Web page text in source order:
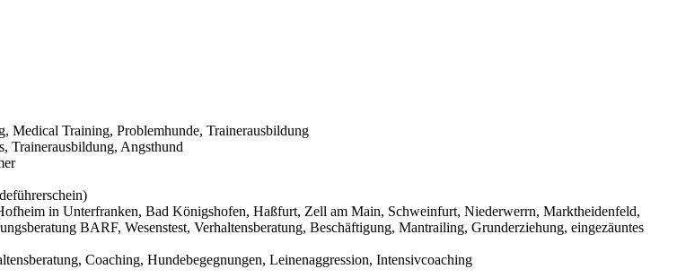
Medical Training, Problemhunde, Trainerausbildung
Trainerausbildung, Angsthund
in Unterfranken, Bad Königshofen, Haßfurt, Zell am Main, Schweinfurt, Niederwerrn, Marktheidenfeld,
BARF, Wesenstest, Verhaltensberatung, Beschäftigung, Mantrailing, Grunderziehung, eingezäuntes
Coaching, Hundebegegnungen, Leinenaggression, Intensivcoaching